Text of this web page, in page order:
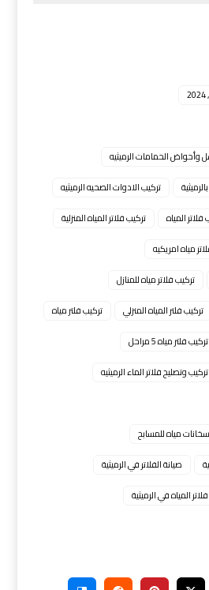
الحمامات الرميثيه
تركيب الادوات الصحيه الرميثيه
فلاتر المياه
تركيب فلاتر المياه المنزلية
مياه امريكيه
تركيب فلاتر مياه للمنازل
تركيب فلتر المياه المنزلي
تركيب فلتر مياه
تركيب فلتر مياه 5 مراحل
تركيب وتصليح فلاتر الماء الرميثيه
مياه للمسابح
صيانة الفلاتر في الرميثية
المياه في الرميثية